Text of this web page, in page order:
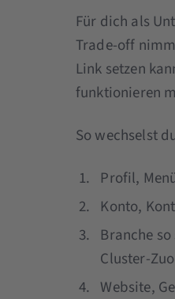
Für dich als
Trade-off
Link setzen
funktionieren
So wechselst
Profil,
Konto,
Branche
Cluster-
Website,